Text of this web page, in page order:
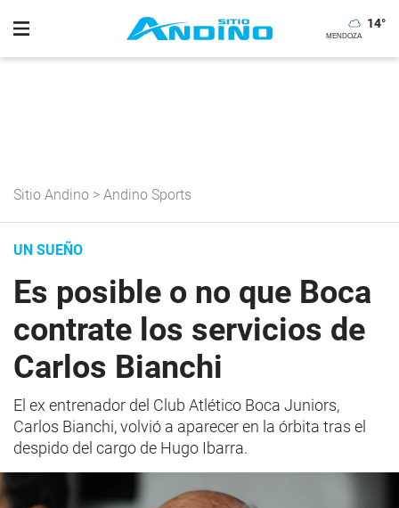
14°
Sitio Andino > Andino Sports
UN SUEÑO
Es posible o no que Boca
contrate los servicios de
Carlos Bianchi
El ex entrenador del Club Atlético Boca Juniors,
Carlos Bianchi, volvió a aparecer en la órbita tras el
despido del cargo de Hugo Ibarra.